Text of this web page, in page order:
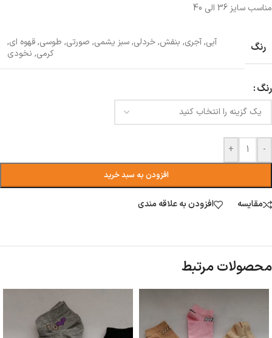
مناسب سایز 36 الی 40
رنگ آبی,آجری, بنفش,خردلی,سبز یشمی, صورتی, طوسی,قهوه ای,
کرمی, نخودی
رنگ
-
+
افزودن به سبد خرید
مقایسه افزودن به علاقه مندی
محصولات مرتبط